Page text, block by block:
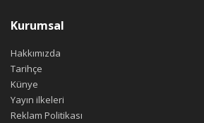
Kurumsal
Hakkımızda
Tarihçe
Künye
Yayın ilkeleri
Reklam Politikası